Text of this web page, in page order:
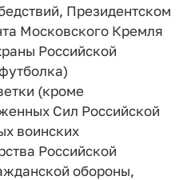
Президентском
Московского Кремля
Российской
(кроме
Сил Российской
воинских
Российской
обороны,